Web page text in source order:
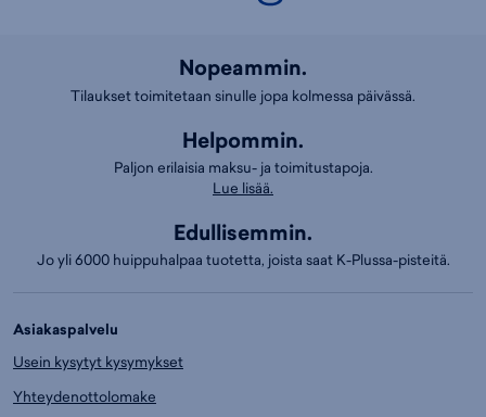
Nopeammin.
Tilaukset toimitetaan sinulle jopa kolmessa päivässä.
Helpommin.
Paljon erilaisia maksu- ja toimitustapoja.
Lue lisää.
Edullisemmin.
Jo yli 6000 huippuhalpaa tuotetta, joista saat K-Plussa-pisteitä.
Asiakaspalvelu
Usein kysytyt kysymykset
Yhteydenottolomake